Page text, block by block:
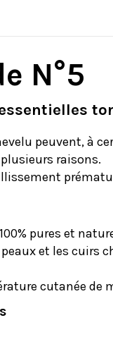
N°5
peuvent, à
raisons.
pures et
et les cuirs
cutanée de